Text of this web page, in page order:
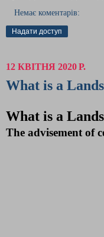
Немає коментарів:
Надати доступ
12 КВІТНЯ 2020 Р.
What is a
What is a
The advisement of